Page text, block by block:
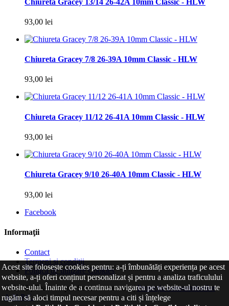
93,00 lei
Chiureta Gracey 7/8 26-39A 10mm Classic - HLW
93,00 lei
Chiureta Gracey 11/12 26-41A 10mm Classic - HLW
93,00 lei
Chiureta Gracey 9/10 26-40A 10mm Classic - HLW
93,00 lei
Facebook
Informaţii
Contact
Termeni și condiții
Politica de utilizare Cookies
© 2026 | Toate drepturile sunt rezervate |Protecția consumatorilor
A.N.P.C.
Acest site folosește cookies pentru: a-ți îmbunătăți experiența pe acest
website, a-ți oferi conținut personalizat și pentru a analiza traficulului
website-ului. Înainte de a continua navigarea pe website-ul nostru te
rugăm să aloci timpul necesar pentru a citi și înțelege